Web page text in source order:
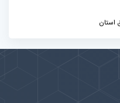
استان